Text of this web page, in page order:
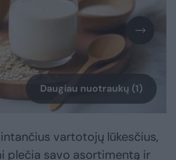
Daugiau nuotraukų (1)
vartotojų lūkesčius,
plečia savo asortimentą ir